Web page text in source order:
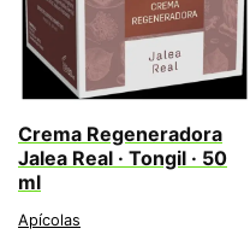
Crema Regeneradora
Jalea Real · Tongil · 50
ml
Apícolas